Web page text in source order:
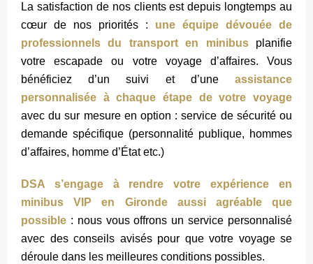
La satisfaction de nos clients est depuis longtemps au
cœur de nos priorités : une équipe dévouée de
professionnels du transport en minibusplanifie
votre escapade ou votre voyage d’affaires. Vous
bénéficiez d’un suivi et d’une assistance
personnalisée à chaque étape de votre voyage
avec du sur mesure en option : service de sécurité ou
demande spécifique (personnalité publique, hommes
d’affaires, homme d’État etc.)
DSA s’engage à rendre votre expérience en
minibus VIP en Gironde aussi agréable que
possible : nous vous offrons un service personnalisé
avec des conseils avisés pour que votre voyage se
déroule dans les meilleures conditions possibles.